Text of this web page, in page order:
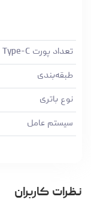
تعداد پورت USB Type-C
طبقه‌بندی
نوع باتری
سیستم عامل
نظرات کاربران